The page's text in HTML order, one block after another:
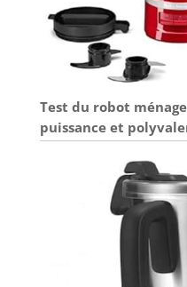
Test du robot
puissance et